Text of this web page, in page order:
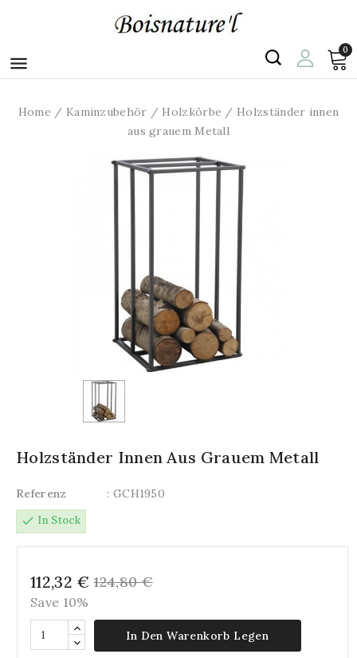

0
Home Kaminzubehör Holzkörbe
Holzständer innen
aus grauem Metall
Holzständer Innen Aus Grauem Metall
Referenz
: GCH1950
check In Stock
112,32 € 124,80 €
Save 10%
In Den Warenkorb Legen